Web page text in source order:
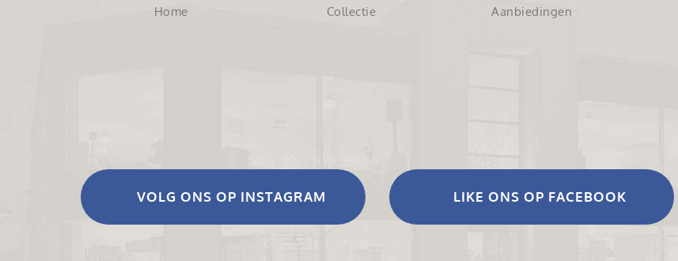
Home Collectie Aanbiedingen
VOLG ONS OP INSTAGRAM LIKE ONS OP FACEBOOK